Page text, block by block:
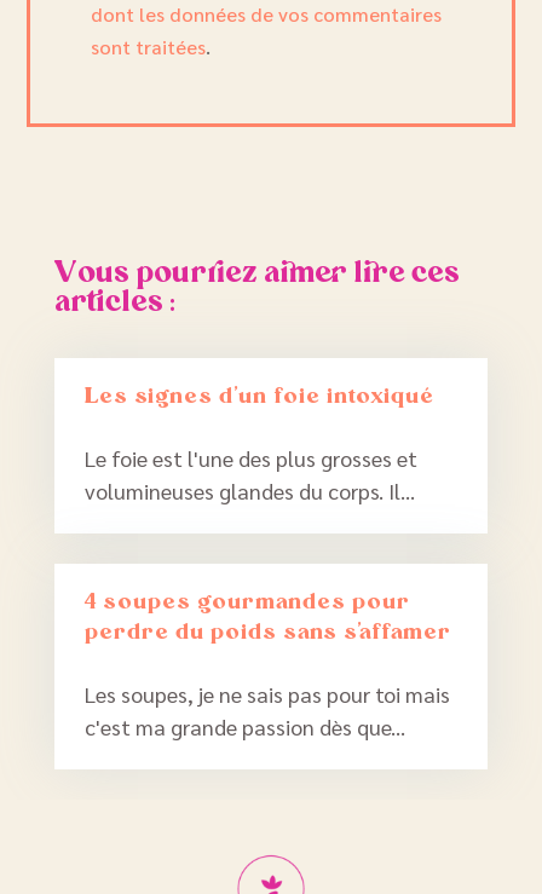
dont les données de vos commentaires
sont traitées.
Vous pourriez aimer lire ces
articles :
Les signes d’un foie intoxiqué
Le foie est l'une des plus grosses et
volumineuses glandes du corps. Il...
4 soupes gourmandes pour
perdre du poids sans s’affamer
Les soupes, je ne sais pas pour toi mais
c'est ma grande passion dès que...